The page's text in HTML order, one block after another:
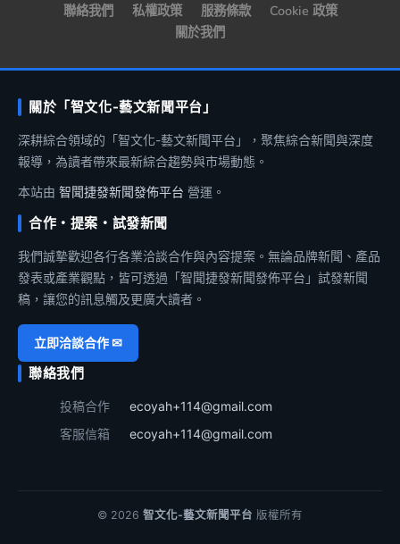
聯絡我們 私權政策 服務條款
Cookie 政策
關於我們
關於「智文化-藝文新聞平台」
深耕綜合領域的「智文化-藝文新聞平台」，聚焦綜合新聞與深度
報導，為讀者帶來最新綜合趨勢與市場動態。
本站由 智聞捷發新聞發佈平台 營運。
合作・提案・試發新聞
我們誠摯歡迎各行各業洽談合作與內容提案。無論品牌新聞、產品
發表或產業觀點，皆可透過「智聞捷發新聞發佈平台」試發新聞
稿，讓您的訊息觸及更廣大讀者。
立即洽談合作 ✉
聯絡我們
投稿合作
ecoyah+114@gmail.com
客服信箱
ecoyah+114@gmail.com
© 2026 智文化-藝文新聞平台 版權所有